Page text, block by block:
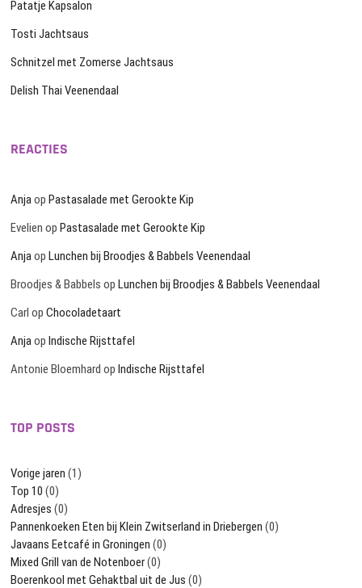
Patatje Kapsalon
Tosti Jachtsaus
Schnitzel met Zomerse Jachtsaus
Delish Thai Veenendaal
REACTIES
AnjaopPastasalade met Gerookte Kip
Evelien opPastasalade met Gerookte Kip
AnjaopLunchen bij Broodjes & Babbels Veenendaal
Broodjes & Babbels opLunchen bij Broodjes & Babbels Veenendaal
Carl opChocoladetaart
AnjaopIndische Rijsttafel
Antonie Bloemhard opIndische Rijsttafel
TOP POSTS
Vorige jaren (1)
Top 10 (0)
Adresjes (0)
Pannenkoeken Eten bij Klein Zwitserland in Driebergen (0)
Javaans Eetcafé in Groningen (0)
Mixed Grill van de Notenboer(0)
Boerenkool met Gehaktbal uit de Jus (0)